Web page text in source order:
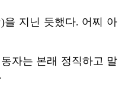
지닌 듯했다. 어찌 아
자는 본래 정직하고 말